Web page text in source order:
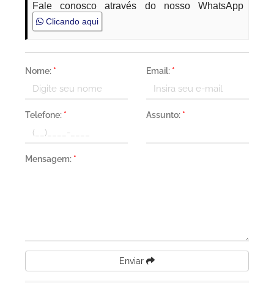
Fale conosco através do nosso WhatsApp
Clicando aqui
Nome: * Email: *
Telefone: * Assunto: *
Mensagem: *
Enviar